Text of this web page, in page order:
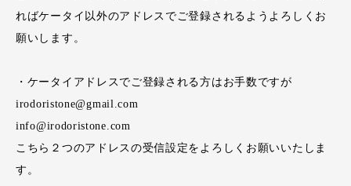
ればケータイ以外のアドレスでご登録されるようよろしくお
願いします。
・ケータイアドレスでご登録される方はお手数ですが
irodoristone@gmail.com
info@irodoristone.com
こちら２つのアドレスの受信設定をよろしくお願いいたしま
す。